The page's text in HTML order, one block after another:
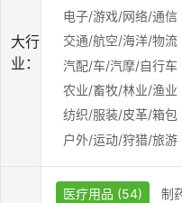
大行
业：
电子/游戏/网络/通信
交通/航空/海洋/物流
汽配/车/汽摩/自行车
农业/畜牧/林业/渔业
纺织/服装/皮革/箱包
户外/运动/狩猎/旅游
医疗用品 (54) 制